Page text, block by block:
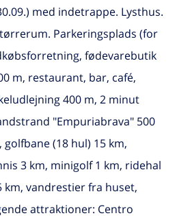
med indetrappe. Lysthus.
Parkeringsplads (for
fødevarebutik
m, restaurant, bar, café,
400 m, 2 minut
"Empuriabrava" 500
(18 hul) 15 km,
3 km, minigolf 1 km, ridehal
vandrestier fra huset,
attraktioner: Centro